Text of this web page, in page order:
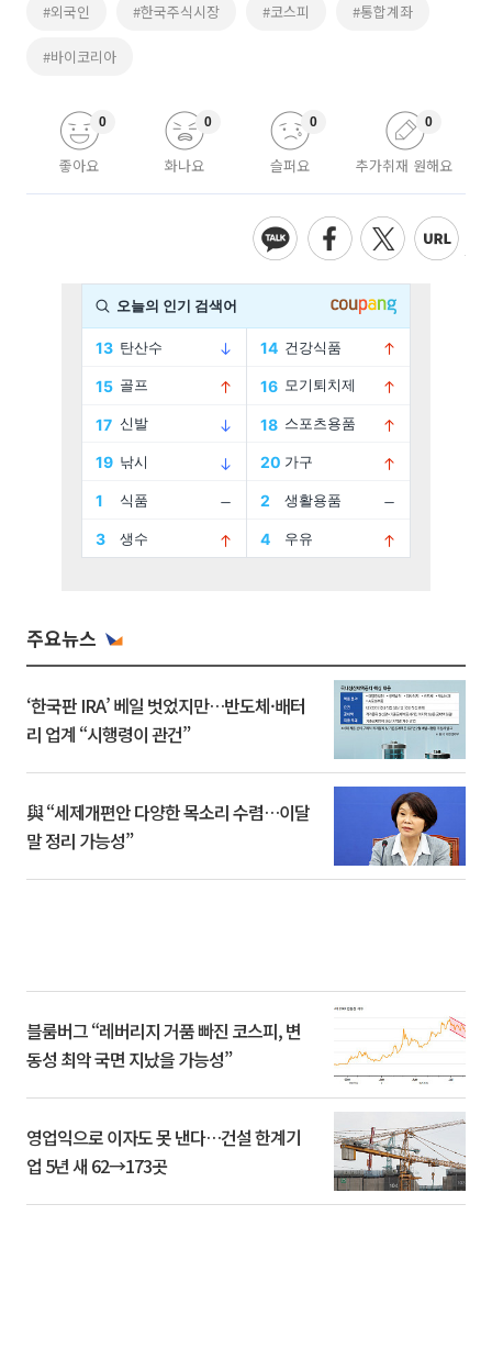
#외국인 #한국주식시장 #코스피 #통합계좌
#바이코리아
좋아요
0
화나요
0
슬퍼요
0
추가취재 원해요
0
주요뉴스
‘한국판 IRA’ 베일 벗었지만…반도체·배터
리 업계 “시행령이 관건”
與 “세제개편안 다양한 목소리 수렴…이달
말 정리 가능성”
블룸버그 “레버리지 거품 빠진 코스피, 변
동성 최악 국면 지났을 가능성”
영업익으로 이자도 못 낸다…건설 한계기
업 5년 새 62→173곳